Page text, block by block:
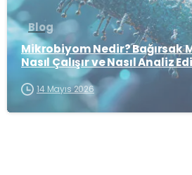
Blog
Mikrobiyom Nedir? Bağırsak
Nasıl Çalışır ve Nasıl Analiz
14 Mayıs 2026